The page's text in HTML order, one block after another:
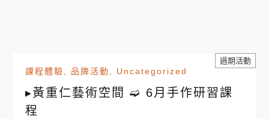
課程體驗, 品牌活動, Uncategorized
▸黃重仁藝術空間 ➫ 6月手作研習課
程
過期活動